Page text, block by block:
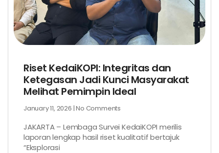
Riset KedaiKOPI: Integritas dan
Ketegasan Jadi Kunci Masyarakat
Melihat Pemimpin Ideal
January 11, 2026 No Comments
JAKARTA – Lembaga Survei KedaiKOPI merilis
laporan lengkap hasil riset kualitatif bertajuk
“Eksplorasi